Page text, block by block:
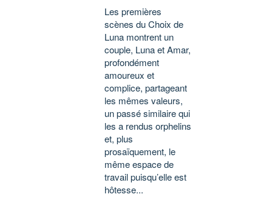
Les premières
scènes du Choix de
Luna montrent un
couple, Luna et Amar,
profondément
amoureux et
complice, partageant
les mêmes valeurs,
un passé similaire qui
les a rendus orphelins
et, plus
prosaïquement, le
même espace de
travail puisqu’elle est
hôtesse...